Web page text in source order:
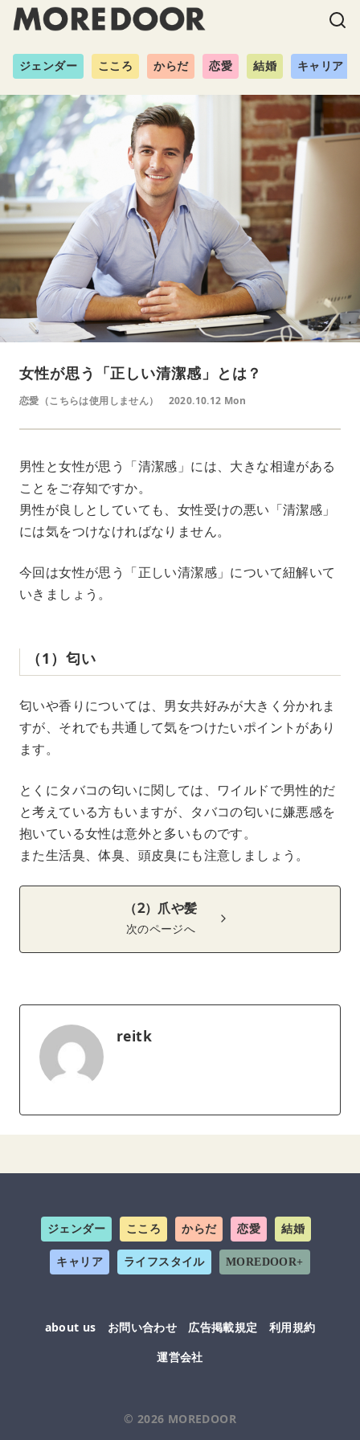
ジェンダー こころ からだ 恋愛 結婚 キャリア
女性が思う「正しい清潔感」とは？
恋愛（こちらは使用しません） 2020.10.12 Mon
男性と女性が思う「清潔感」には、大きな相違がある
ことをご存知ですか。
男性が良しとしていても、女性受けの悪い「清潔感」
には気をつけなければなりません。
今回は女性が思う「正しい清潔感」について紐解いて
いきましょう。
（1）匂い
匂いや香りについては、男女共好みが大きく分かれま
すが、それでも共通して気をつけたいポイントがあり
ます。
とくにタバコの匂いに関しては、ワイルドで男性的だ
と考えている方もいますが、タバコの匂いに嫌悪感を
抱いている女性は意外と多いものです。
また生活臭、体臭、頭皮臭にも注意しましょう。
（2）爪や髪
次のページへ
reitk
ジェンダー こころ からだ 恋愛 結婚
キャリア ライフスタイル MOREDOOR+
about us お問い合わせ 広告掲載規定
利用規約
運営会社
© 2026 MOREDOOR